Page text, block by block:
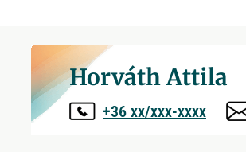
Horváth Attila
+36 xx/xxx-xxxx